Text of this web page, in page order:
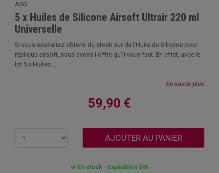
ASG
5 x Huiles de Silicone Airsoft Ultrair 220 ml
Universelle
Si vous souhaitez obtenir du stock sur de l'Huile de Silicone pour
réplique airsoft, nous avons l'offre qu'il vous faut. En effet, avec le
lot 5 x Huiles ...
En savoir plus
59,90 €
AJOUTER AU PANIER
En stock - Expédition 24h